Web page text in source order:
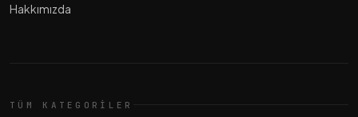
Hakkımızda
TÜM KATEGORILER